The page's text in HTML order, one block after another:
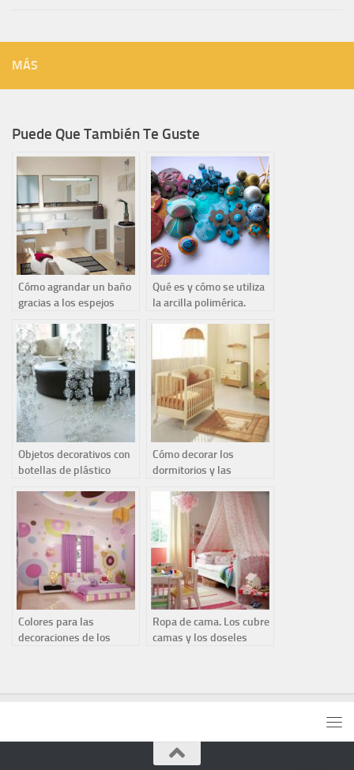
MÁS
Puede Que También Te Guste
Cómo agrandar un baño
gracias a los espejos
Qué es y cómo se utiliza
la arcilla polimérica.
Objetos decorativos con
botellas de plástico
Cómo decorar los
dormitorios y las
niños
Colores para las
decoraciones de los
Ropa de cama. Los cubre
camas y los doseles